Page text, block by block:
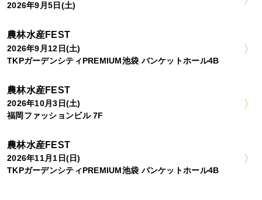
2026年9月5日(土)
農林水産FEST
2026年9月12日(土)
TKPガーデンシティPREMIUM池袋 バンケットホール4B
農林水産FEST
2026年10月3日(土)
福岡ファッションビル 7F
農林水産FEST
2026年11月1日(日)
TKPガーデンシティPREMIUM池袋 バンケットホール4B